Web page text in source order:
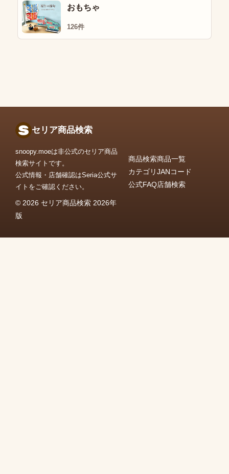
おもちゃ
126件
セリア商品検索
snoopy.moeは非公式のセリア商品
検索サイトです。
公式情報・店舗確認はSeria公式サ
イトをご確認ください。
© 2026 セリア商品検索 2026年
版
商品検索商品一覧
カテゴリJANコード
公式FAQ店舗検索